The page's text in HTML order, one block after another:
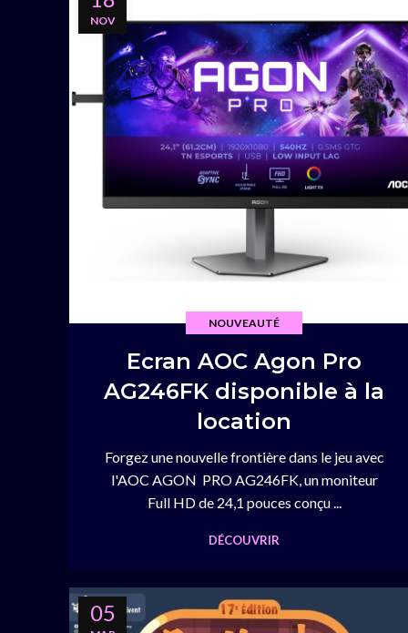
NOV
NOUVEAUTÉ
Ecran AOC Agon Pro
AG246FK disponible à la
location
Forgez une nouvelle frontière dans le jeu avec
l'AOC AGON PRO AG246FK, un moniteur
Full HD de 24,1 pouces conçu ...
DÉCOUVRIR
05